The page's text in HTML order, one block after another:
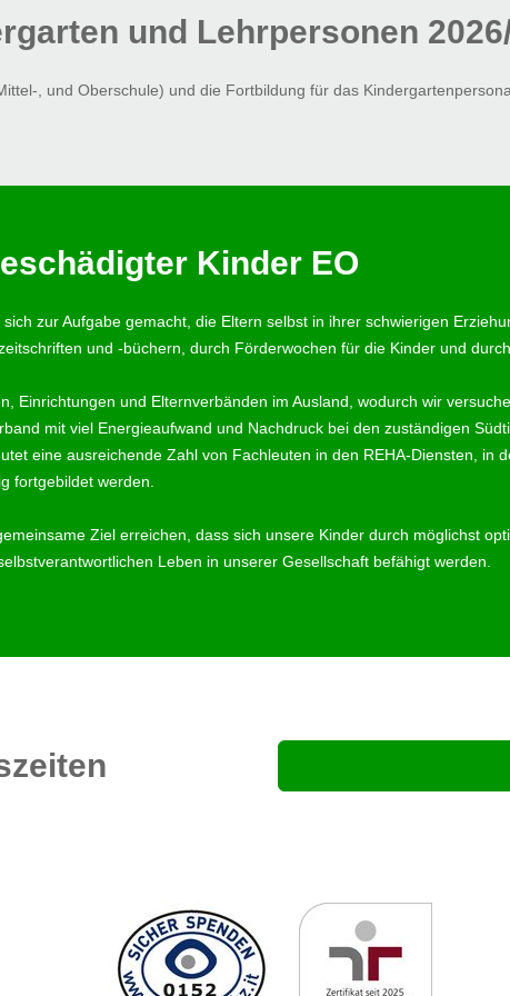
und Lehrpersonen
, und Oberschule) und die Fortbildung für das
Kinder EO
zur Aufgabe gemacht, die Eltern selbst in ihrer schwierigen
und -büchern, durch Förderwochen für die Kinder und
Einrichtungen und Elternverbänden im Ausland, wodurch wir
mit viel Energieaufwand und Nachdruck bei den zuständigen
eine ausreichende Zahl von Fachleuten in den REHA-Diensten, in
fortgebildet werden.
Ziel erreichen, dass sich unsere Kinder durch möglichst
Leben in unserer Gesellschaft befähigt werden.